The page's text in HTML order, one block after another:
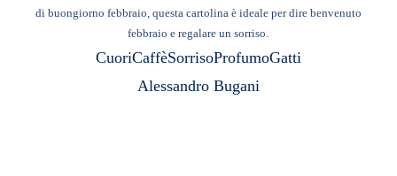
di buongiorno febbraio, questa cartolina è ideale per dire benvenuto
febbraio e regalare un sorriso.
CuoriCaffèSorrisoProfumoGatti
Alessandro Bugani